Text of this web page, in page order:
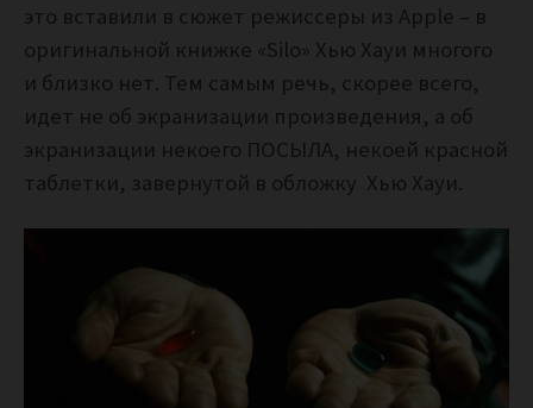
это вставили в сюжет режиссеры из Apple – в
оригинальной книжке «Silo» Хью Хауи многого
и близко нет. Тем самым речь, скорее всего,
идет не об экранизации произведения, а об
экранизации некоего ПОСЫЛА, некоей красной
таблетки, завернутой в обложку Хью Хауи.